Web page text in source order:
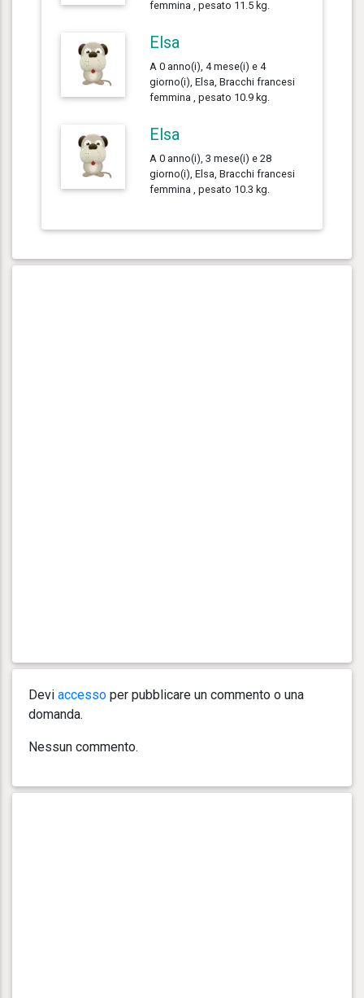
femmina , pesato 11.5 kg.
Elsa
A 0 anno(i), 4 mese(i) e 4
giorno(i), Elsa, Bracchi francesi
femmina , pesato 10.9 kg.
Elsa
A 0 anno(i), 3 mese(i) e 28
giorno(i), Elsa, Bracchi francesi
femmina , pesato 10.3 kg.
Devi accesso per pubblicare un commento o una
domanda.
Nessun commento.